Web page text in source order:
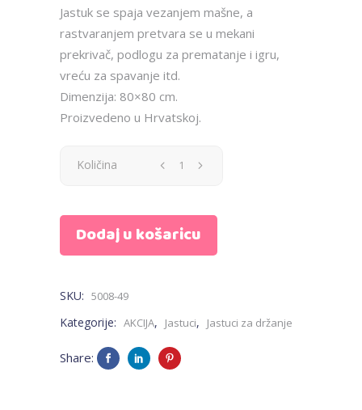
Jastuk se spaja vezanjem mašne, a
rastvaranjem pretvara se u mekani
prekrivač, podlogu za prematanje i igru,
vreću za spavanje itd.
Dimenzija: 80×80 cm.
Proizvedeno u Hrvatskoj.
Jastuk
bebe
jednobojni
Količina
Dodaj u košaricu
SKU: 5008-49
Kategorije: AKCIJA, Jastuci, Jastuci za držanje
Share: